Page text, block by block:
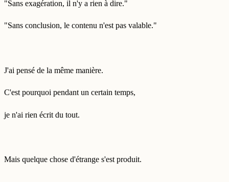
"Sans exagération, il n'y a rien à dire."
"Sans conclusion, le contenu n'est pas valable."
J'ai pensé de la même manière.
C'est pourquoi pendant un certain temps,
je n'ai rien écrit du tout.
Mais quelque chose d'étrange s'est produit.